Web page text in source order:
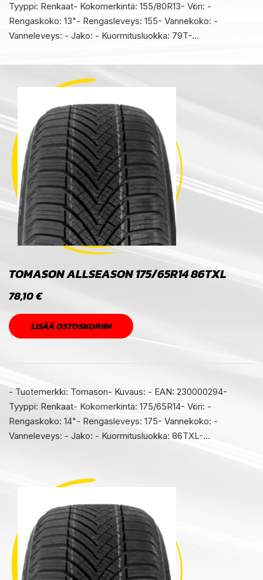
Tyyppi: Renkaat- Kokomerkintä: 155/80R13- Vöri: -
Rengaskoko: 13"- Rengasleveys: 155- Vannekoko: -
Vanneleveys: - Jako: - Kuormitusluokka: 79T-…
TOMASON ALLSEASON 175/65R14 86TXL
78,10€
LISÄÄ OSTOSKORIIN
- Tuotemerkki: Tomason- Kuvaus: - EAN: 230000294-
Tyyppi: Renkaat- Kokomerkintä: 175/65R14- Vöri: -
Rengaskoko: 14"- Rengasleveys: 175- Vannekoko: -
Vanneleveys: - Jako: - Kuormitusluokka: 86TXL-…